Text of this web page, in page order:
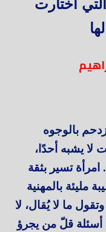
اختارت
بالوجوه
لا يشبه أحدًا،
تسير بثقة
مليئة بالمهنية
ما لا يُقال، لا
أسئلة قلّ من يجرؤ